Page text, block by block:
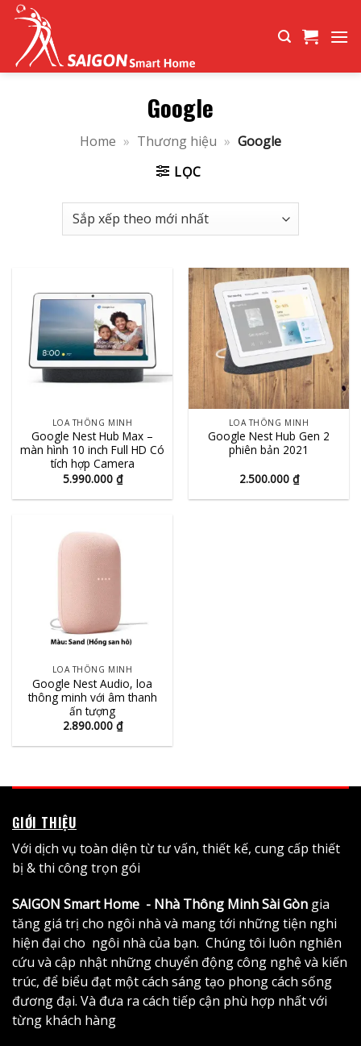
dung
Google
Home » Thương hiệu » Google
LỌC
LOA THÔNG MINH
Google Nest Hub Max –
màn hình 10 inch Full HD Có
tích hợp Camera
5.990.000 ₫
LOA THÔNG MINH
Google Nest Hub Gen 2
phiên bản 2021
2.500.000 ₫
LOA THÔNG MINH
Google Nest Audio, loa
thông minh với âm thanh
ấn tượng
2.890.000 ₫
GIỚI THIỆU
Với dịch vụ toàn diện từ tư vấn, thiết kế, cung cấp thiết
bị & thi công trọn gói
SAIGON Smart Home - Nhà Thông Minh Sài Gòn gia
tăng giá trị cho ngôi nhà và mang tới những tiện nghi
hiện đại cho ngôi nhà của bạn. Chúng tôi luôn nghiên
cứu và cập nhật những chuyển động công nghệ và kiến
trúc, để biểu đạt một cách sáng tạo phong cách sống
đương đại. Và đưa ra cách tiếp cận phù hợp nhất với
từng khách hàng